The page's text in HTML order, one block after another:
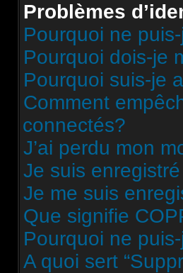
Problèmes
Pourquoi ne
Pourquoi dois-je
Pourquoi suis-je
Comment
connectés?
J’ai perdu mon
Je suis
Je me suis
Que signifie
Pourquoi ne
A quoi sert